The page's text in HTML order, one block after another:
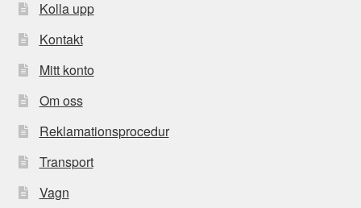
Kolla upp
Kontakt
Mitt konto
Om oss
Reklamationsprocedur
Transport
Vagn